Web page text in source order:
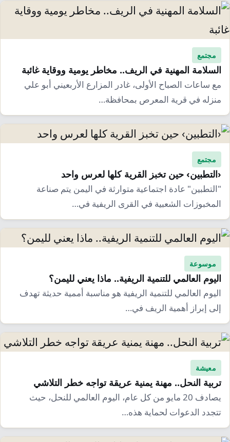
معيشة
قصة
قصص رقمية
تقارير صور
فيديو
مجتمع
السلامة المهنية في الريف.. مخاطر يومية ووقاية غائبة
مع ساعات الصباح الأولى، غادر المزارع الأربعيني أبو علي
منزله في قرية المعرص بمحافظة…
مجتمع
‹التطبين› حين تخبز القرية كلها لعرس واحد
"التطبين" عادة اجتماعية متوارثة في اليمن يتم صناعة
المخبوزات الشعبية في القرى الريفية في…
موسوعة
اليوم العالمي للتنمية الريفية.. ماذا يعني لليمن؟
اليوم العالمي للتنمية الريفية هو مناسبة أممية حديثة تهدف
إلى إبراز أهمية الريف في…
معيشة
تربية النحل.. مهنة يمنية عريقة تواجه خطر التلاشي
يصادف 20 مايو من كل عام، اليوم العالمي للنحل، حيث
تتجدد الدعوات لحماية هذه…